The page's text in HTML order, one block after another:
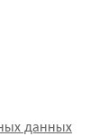
данных